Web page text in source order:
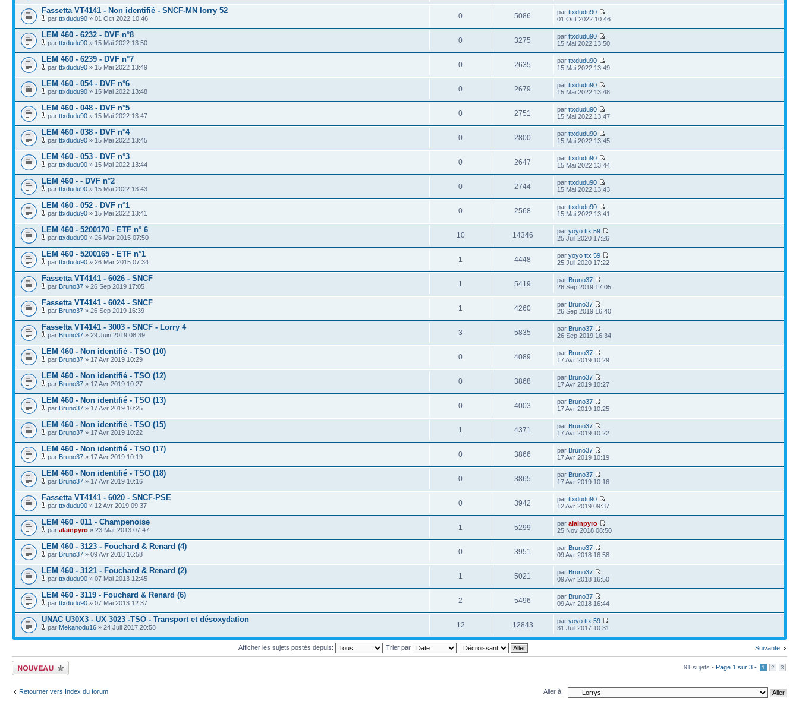
Fassetta VT4141 - Non identifié - SNCF-MN lorry 52
par ttxdudu90 » 01 Oct 2022 10:46 0 5086 parttxdudu90
01 Oct 2022 10:46
LEM 460 - 6232 - DVF n°8
par ttxdudu90 » 15 Mai 2022 13:50 0 3275 parttxdudu90
15 Mai 2022 13:50
LEM 460 - 6239 - DVF n°7
par ttxdudu90 » 15 Mai 2022 13:49 0 2635 parttxdudu90
15 Mai 2022 13:49
LEM 460 - 054 - DVF n°6
par ttxdudu90 » 15 Mai 2022 13:48 0 2679 parttxdudu90
15 Mai 2022 13:48
LEM 460 - 048 - DVF n°5
par ttxdudu90 » 15 Mai 2022 13:47 0 2751 parttxdudu90
15 Mai 2022 13:47
LEM 460 - 038 - DVF n°4
par ttxdudu90 » 15 Mai 2022 13:45 0 2800 parttxdudu90
15 Mai 2022 13:45
LEM 460 - 053 - DVF n°3
par ttxdudu90 » 15 Mai 2022 13:44 0 2647 parttxdudu90
15 Mai 2022 13:44
LEM 460 - - DVF n°2
par ttxdudu90 » 15 Mai 2022 13:43 0 2744 parttxdudu90
15 Mai 2022 13:43
LEM 460 - 052 - DVF n°1
par ttxdudu90 » 15 Mai 2022 13:41 0 2568 parttxdudu90
15 Mai 2022 13:41
LEM 460 - 5200170 - ETF n° 6
par ttxdudu90 » 26 Mar 2015 07:50 10 14346 paryoyo ttx 59
25 Juil 2020 17:26
LEM 460 - 5200165 - ETF n°1
par ttxdudu90 » 26 Mar 2015 07:34 1 4448 paryoyo ttx 59
25 Juil 2020 17:22
Fassetta VT4141 - 6026 - SNCF
par Bruno37 » 26 Sep 2019 17:05 1 5419 par Bruno37
26 Sep 2019 17:05
Fassetta VT4141 - 6024 - SNCF
par Bruno37 » 26 Sep 2019 16:39 1 4260 par Bruno37
26 Sep 2019 16:40
Fassetta VT4141 - 3003 - SNCF - Lorry 4
par Bruno37 » 29 Juin 2019 08:39 3 5835 par Bruno37
26 Sep 2019 16:34
LEM 460 - Non identifié - TSO (10)
par Bruno37 » 17 Avr 2019 10:29 0 4089 par Bruno37
17 Avr 2019 10:29
LEM 460 - Non identifié - TSO (12)
par Bruno37 » 17 Avr 2019 10:27 0 3868 par Bruno37
17 Avr 2019 10:27
LEM 460 - Non identifié - TSO (13)
par Bruno37 » 17 Avr 2019 10:25 0 4003 par Bruno37
17 Avr 2019 10:25
LEM 460 - Non identifié - TSO (15)
par Bruno37 » 17 Avr 2019 10:22 1 4371 par Bruno37
17 Avr 2019 10:22
LEM 460 - Non identifié - TSO (17)
par Bruno37 » 17 Avr 2019 10:19 0 3866 par Bruno37
17 Avr 2019 10:19
LEM 460 - Non identifié - TSO (18)
par Bruno37 » 17 Avr 2019 10:16 0 3865 par Bruno37
17 Avr 2019 10:16
Fassetta VT4141 - 6020 - SNCF-PSE
par ttxdudu90 » 12 Avr 2019 09:37 0 3942 parttxdudu90
12 Avr 2019 09:37
LEM 460 - 011 - Champenoise
par alainpyro » 23 Mar 2013 07:47 1 5299 paralainpyro
25 Nov 2018 08:50
LEM 460 - 3123 - Fouchard & Renard (4)
par Bruno37 » 09 Avr 2018 16:58 0 3951 par Bruno37
09 Avr 2018 16:58
LEM 460 - 3121 - Fouchard & Renard (2)
par ttxdudu90 » 07 Mai 2013 12:45 1 5021 par Bruno37
09 Avr 2018 16:50
LEM 460 - 3119 - Fouchard & Renard (6)
par ttxdudu90 » 07 Mai 2013 12:37 2 5496 par Bruno37
09 Avr 2018 16:44
UNAC U30X3 - UX 3023 -TSO - Transport et désoxydation
par Mekanodu16 » 24 Juil 2017 20:58 12 12843 paryoyo ttx 59
31 Juil 2017 10:31
Suivante
Afficher les sujets postés depuis: Trier par
Écrire un nouveau
sujet
91 sujets • Page 1 sur 3 • 1 2 3
Retourner vers Index du forum Aller à: